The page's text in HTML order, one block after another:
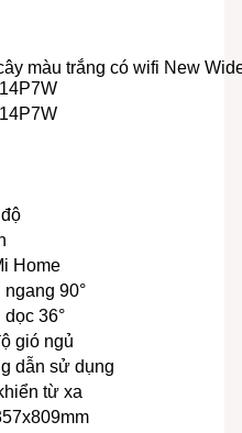
màu trắng có wifi New
Home
90°
36°
gió ngủ
dẫn sử dụng
từ xa